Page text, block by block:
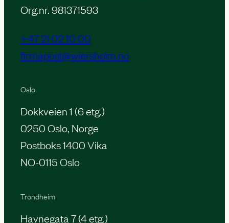
Org.nr. 981371593
+47 21 02 10 00
firmapost@wiersholm.no
Oslo
Dokkveien 1 (6 etg.)
0250 Oslo, Norge
Postboks 1400 Vika
NO-0115 Oslo
Trondheim
Havnegata 7 (4 etg.)